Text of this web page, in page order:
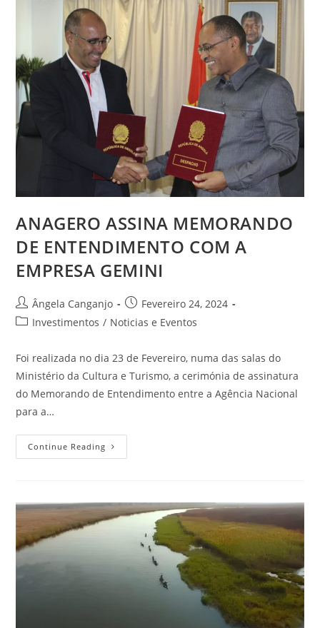
ANAGERO ASSINA MEMORANDO
DE ENTENDIMENTO COM A
EMPRESA GEMINI
Ângela Canganjo
Fevereiro 24, 2024
Investimentos / Noticias e Eventos
Foi realizada no dia 23 de Fevereiro, numa das salas do
Ministério da Cultura e Turismo, a cerimónia de assinatura
do Memorando de Entendimento entre a Agência Nacional
para a…
Continue Reading